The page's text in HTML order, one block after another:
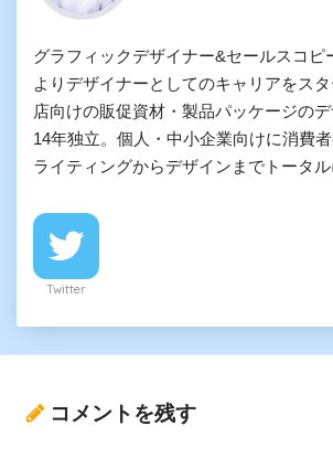
グラフィックデザイナー&セールスコピ
よりデザイナーとしてのキャリアをス
店向けの販促資材・製品パッケージの
14年独立。個人・中小企業向けに消費者
ライティングからデザインまでトータ
Twitter
コメントを残す